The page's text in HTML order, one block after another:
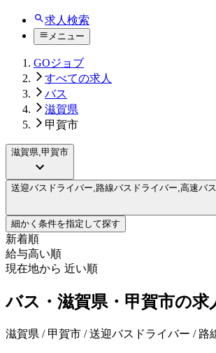
求人検索
メニュー
GOジョブ
すべての求人
バス
滋賀県
甲賀市
滋賀県,甲賀市
送迎バスドライバー,路線バスドライバー,高速バ
細かく条件を指定して探す
新着順
給与高い順
現在地から 近い順
バス・滋賀県・甲賀市の求
滋賀県 / 甲賀市 / 送迎バスドライバー /